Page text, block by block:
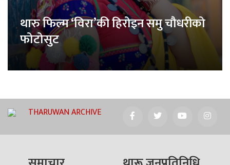
थारु फिल्म ‘विरा’की हिरोइन समु चौधरीको
फोटोसुट
THARUWAN ARCHIVE